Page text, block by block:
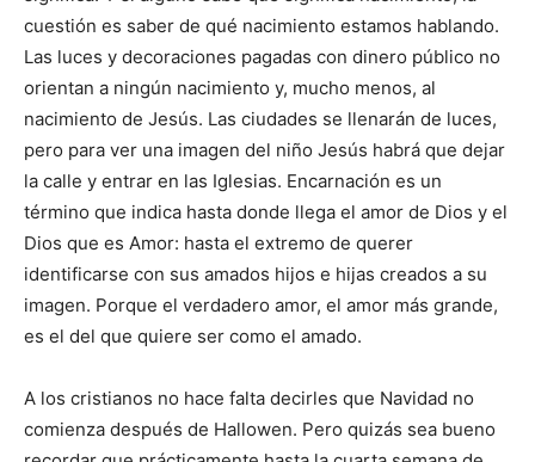
cuestión es saber de qué nacimiento estamos hablando.
Las luces y decoraciones pagadas con dinero público no
orientan a ningún nacimiento y, mucho menos, al
nacimiento de Jesús. Las ciudades se llenarán de luces,
pero para ver una imagen del niño Jesús habrá que dejar
la calle y entrar en las Iglesias. Encarnación es un
término que indica hasta donde llega el amor de Dios y el
Dios que es Amor: hasta el extremo de querer
identificarse con sus amados hijos e hijas creados a su
imagen. Porque el verdadero amor, el amor más grande,
es el del que quiere ser como el amado.
A los cristianos no hace falta decirles que Navidad no
comienza después de Hallowen. Pero quizás sea bueno